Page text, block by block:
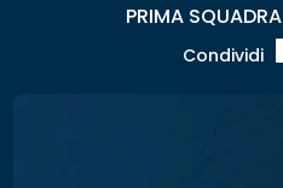
PRIMA SQUADRA
Condividi